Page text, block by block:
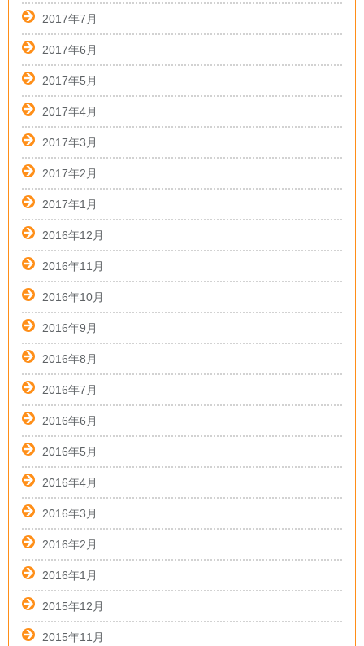
2017年7月
2017年6月
2017年5月
2017年4月
2017年3月
2017年2月
2017年1月
2016年12月
2016年11月
2016年10月
2016年9月
2016年8月
2016年7月
2016年6月
2016年5月
2016年4月
2016年3月
2016年2月
2016年1月
2015年12月
2015年11月